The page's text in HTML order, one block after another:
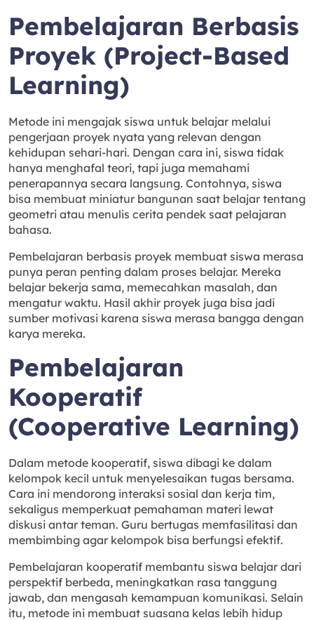
Pembelajaran Berbasis
Proyek (Project-Based
Learning)
Metode ini mengajak siswa untuk belajar melalui
pengerjaan proyek nyata yang relevan dengan
kehidupan sehari-hari. Dengan cara ini, siswa tidak
hanya menghafal teori, tapi juga memahami
penerapannya secara langsung. Contohnya, siswa
bisa membuat miniatur bangunan saat belajar tentang
geometri atau menulis cerita pendek saat pelajaran
bahasa.
Pembelajaran berbasis proyek membuat siswa merasa
punya peran penting dalam proses belajar. Mereka
belajar bekerja sama, memecahkan masalah, dan
mengatur waktu. Hasil akhir proyek juga bisa jadi
sumber motivasi karena siswa merasa bangga dengan
karya mereka.
Pembelajaran
Kooperatif
(Cooperative Learning)
Dalam metode kooperatif, siswa dibagi ke dalam
kelompok kecil untuk menyelesaikan tugas bersama.
Cara ini mendorong interaksi sosial dan kerja tim,
sekaligus memperkuat pemahaman materi lewat
diskusi antar teman. Guru bertugas memfasilitasi dan
membimbing agar kelompok bisa berfungsi efektif.
Pembelajaran kooperatif membantu siswa belajar dari
perspektif berbeda, meningkatkan rasa tanggung
jawab, dan mengasah kemampuan komunikasi. Selain
itu, metode ini membuat suasana kelas lebih hidup